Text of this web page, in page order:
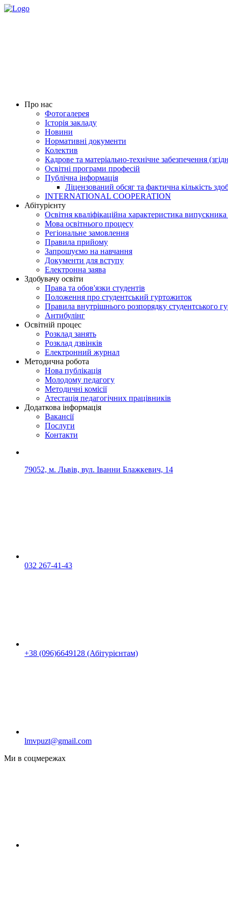
Про нас
Фотогалерея
Історія закладу
Новини
Нормативні документи
Колектив
Кадрове та матеріально-технічне забезпечення
Освітні програми професій
Публічна інформація
Ліцензований обсяг та фактична кількість
INTERNATIONAL COOPERATION
Абітурієнту
Освітня кваліфікаційна характеристика
Мова освітнього процесу
Регіональне замовлення
Правила прийому
Запрошуємо на навчання
Документи для вступу
Електронна заява
Здобувачу освіти
Права та обов'язки студентів
Положення про студентський гуртожиток
Правила внутрішнього розпорядку студентського
Антибулінг
Освітній процес
Розклад занять
Розклад дзвінків
Електронний журнал
Методична робота
Нова публікація
Молодому педагогу
Методичні комісії
Атестація педагогічних працівників
Додаткова інформація
Вакансії
Послуги
Контакти
79052, м. Львів, вул. Іванни Блажкевич, 14
032 267-41-43
+38 (096)6649128 (Абітурієнтам)
lmvpuzt@gmail.com
Ми в соцмережах